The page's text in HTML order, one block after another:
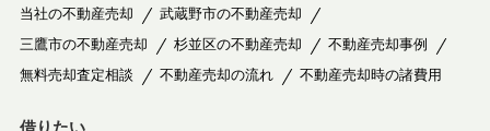
当社の不動産売却
武蔵野市の不動産売却
三鷹市の不動産売却
杉並区の不動産売却
不動産売却事例
無料売却査定相談
不動産売却の流れ 不動産売却時の諸費用
借りたい